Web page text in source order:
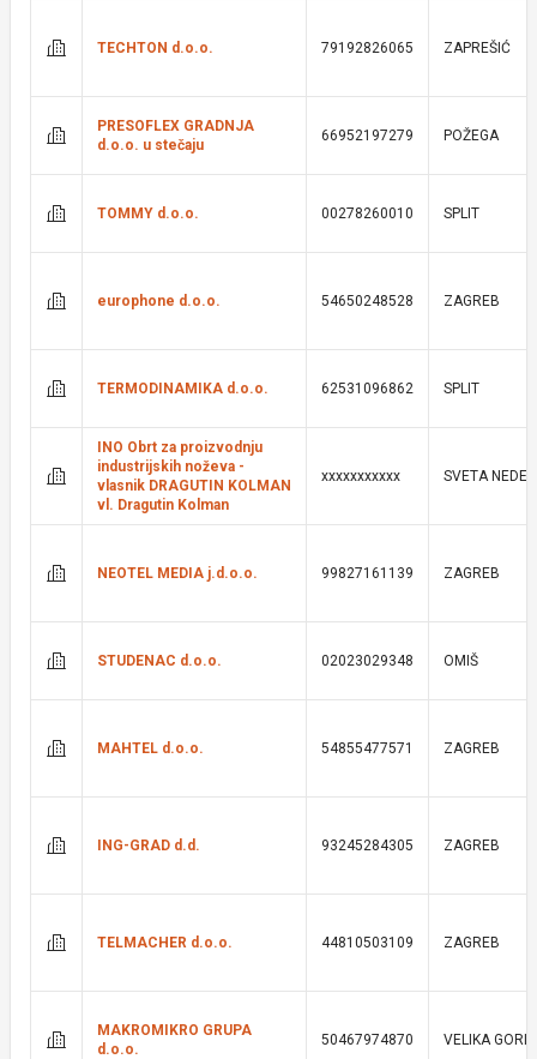
TECHTON d.o.o. 79192826065 ZAPREŠIĆ
PRESOFLEX GRADNJA
d.o.o. u stečaju
66952197279 POŽEGA
TOMMY d.o.o. 00278260010 SPLIT
europhone d.o.o. 54650248528 ZAGREB
TERMODINAMIKA d.o.o. 62531096862 SPLIT
INO Obrt za proizvodnju
industrijskih noževa -
vlasnik DRAGUTIN KOLMAN
vl. Dragutin Kolman
xxxxxxxxxxx SVETA
NEOTEL MEDIA j.d.o.o. 99827161139 ZAGREB
STUDENAC d.o.o. 02023029348 OMIŠ
MAHTEL d.o.o. 54855477571 ZAGREB
ING-GRAD d.d. 93245284305 ZAGREB
TELMACHER d.o.o. 44810503109 ZAGREB
MAKROMIKRO GRUPA
d.o.o.
50467974870 VELIKA